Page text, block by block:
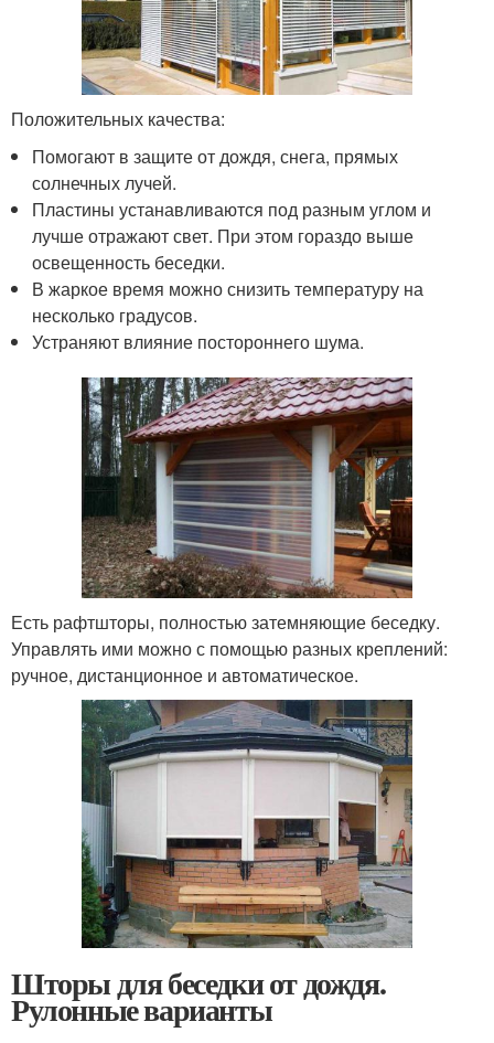
Положительных качества:
Помогают в защите от дождя, снега, прямых
солнечных лучей.
Пластины устанавливаются под разным углом и
лучше отражают свет. При этом гораздо выше
освещенность беседки.
В жаркое время можно снизить температуру на
несколько градусов.
Устраняют влияние постороннего шума.
Есть рафтшторы, полностью затемняющие беседку.
Управлять ими можно с помощью разных креплений:
ручное, дистанционное и автоматическое.
Шторы для беседки от дождя.
Рулонные варианты